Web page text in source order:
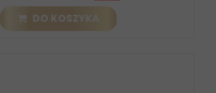
DO KOSZYKA